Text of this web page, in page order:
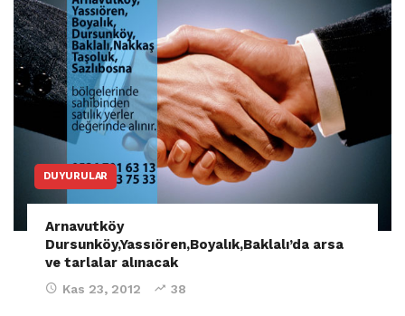
DUYURULAR
Arnavutköy
Dursunköy,Yassıören,Boyalık,Baklalı’da arsa
ve tarlalar alınacak
Kas 23, 2012 38